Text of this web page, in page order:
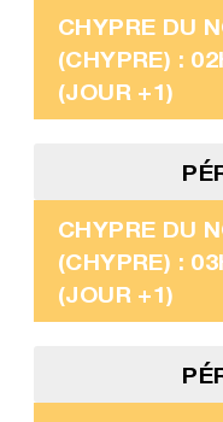
CHYPRE DU
(CHYPRE) :
(JOUR +1)
CHYPRE DU
(CHYPRE) :
(JOUR +1)